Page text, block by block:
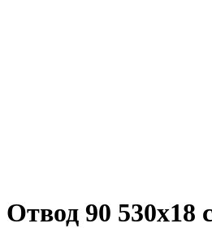
Отвод 90 530x18